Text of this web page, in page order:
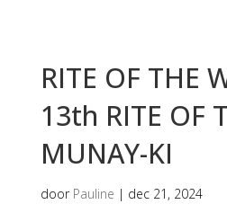
RITE OF THE
13th RITE OF
MUNAY-KI
door Pauline | dec 21, 2024